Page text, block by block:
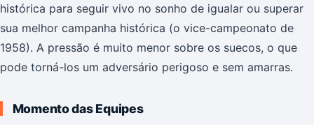
histórica para seguir vivo no sonho de igualar ou superar
sua melhor campanha histórica (o vice-campeonato de
1958). A pressão é muito menor sobre os suecos, o que
pode torná-los um adversário perigoso e sem amarras.
Momento das Equipes